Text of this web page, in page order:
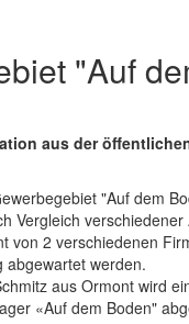
"Auf
aus der
"Auf dem
Vergleich
von 2 verschiedenen
abgewartet werden.
aus Ormont wird
«Auf dem Boden"